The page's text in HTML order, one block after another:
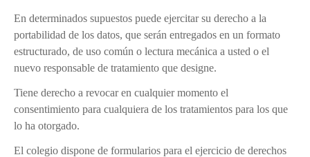
En determinados supuestos puede ejercitar su derecho a la
portabilidad de los datos, que serán entregados en un formato
estructurado, de uso común o lectura mecánica a usted o el
nuevo responsable de tratamiento que designe.
Tiene derecho a revocar en cualquier momento el
consentimiento para cualquiera de los tratamientos para los que
lo ha otorgado.
El colegio dispone de formularios para el ejercicio de derechos